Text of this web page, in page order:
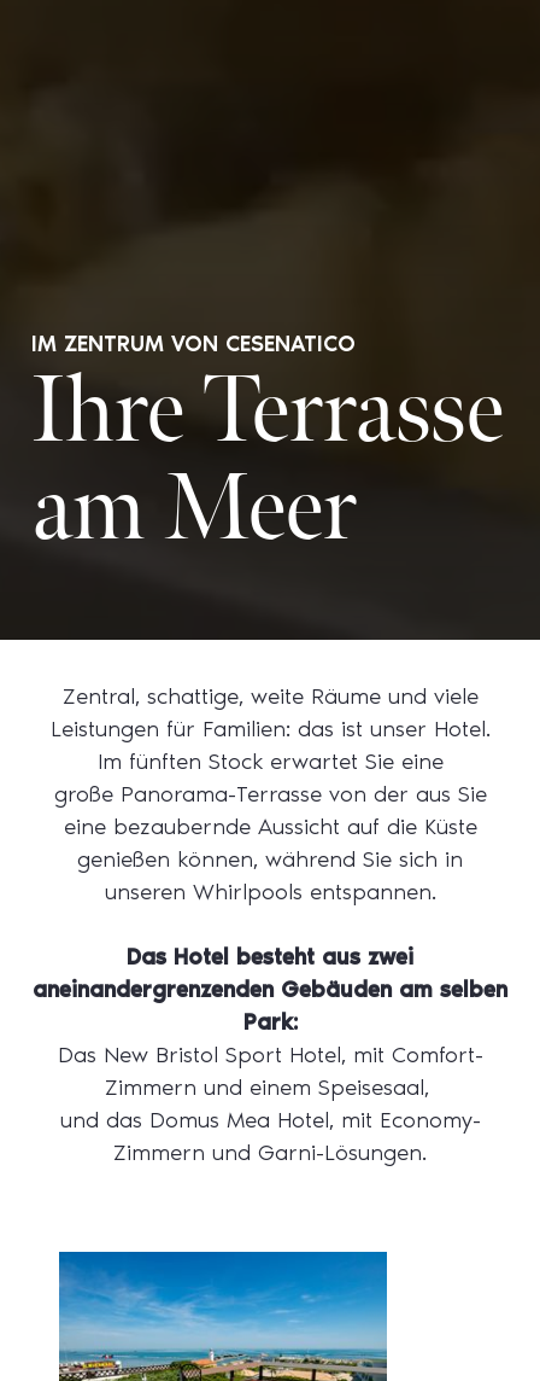
IM ZENTRUM VON CESENATICO
Ihre Terrasse
am Meer
Zentral, schattige, weite Räume und viele
Leistungen für Familien: das ist unser Hotel.
Im fünften Stock erwartet Sie eine
große Panorama-Terrasse von der aus Sie
eine bezaubernde Aussicht auf die Küste
genießen können, während Sie sich in
unseren Whirlpools entspannen.
Das Hotel besteht aus zwei
aneinandergrenzenden Gebäuden am selben
Park:
Das New Bristol Sport Hotel, mit Comfort-
Zimmern und einem Speisesaal,
und das Domus Mea Hotel, mit Economy-
Zimmern und Garni-Lösungen.